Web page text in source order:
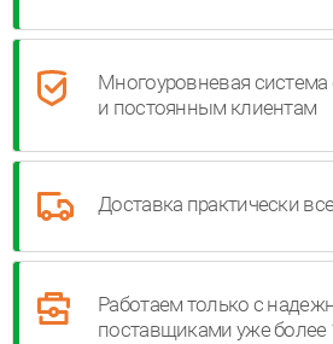
Многоуровневая
и постоянным клиентам
Доставка практически
Работаем только с
поставщиками уже более